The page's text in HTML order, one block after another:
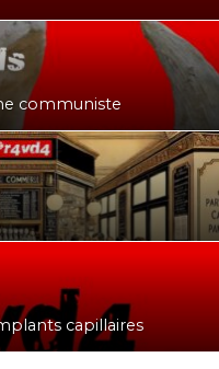
communiste
capillaires